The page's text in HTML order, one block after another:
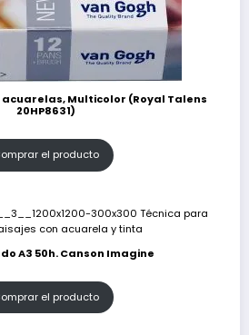
acuarelas, Multicolor (Royal Talens
20HP8631)
el producto
A3 50h. Canson Imagine
el producto